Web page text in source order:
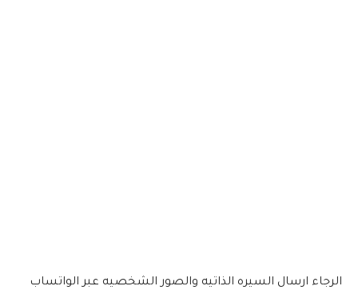
الرجاء ارسال السيره الذاتيه والصور الشخصيه عبر الواتساب